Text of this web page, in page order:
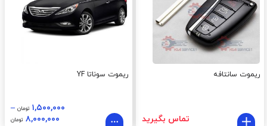
ریموت سانتافه
تماس بگیرید
ریموت سوناتا YF
۱,۵۰۰,۰۰۰ تومان –
۸,۰۰۰,۰۰۰ تومان